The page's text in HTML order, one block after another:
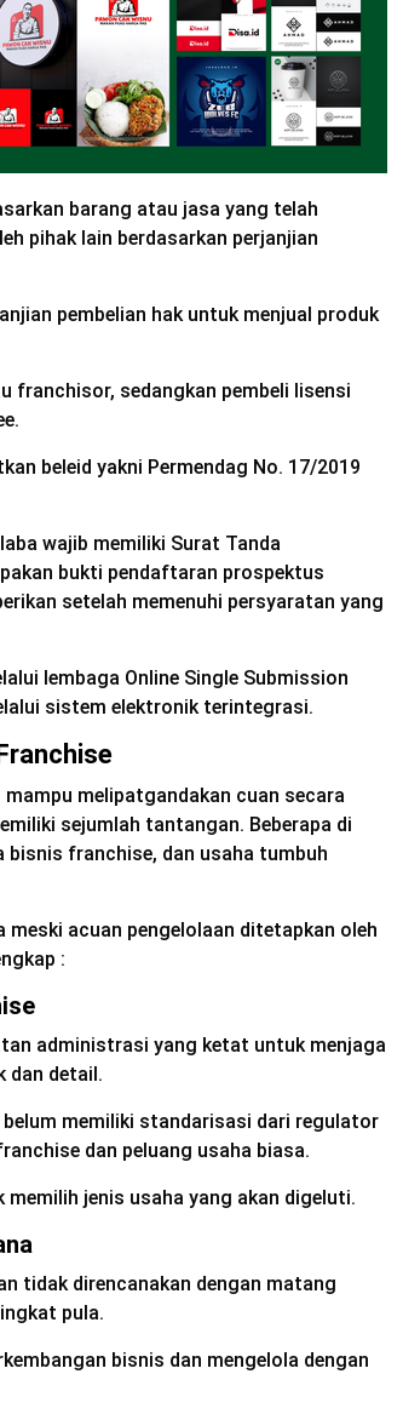
barang atau jasa yang telah
pihak lain berdasarkan perjanjian
pembelian hak untuk menjual produk
franchisor, sedangkan pembeli lisensi
beleid yakni Permendag No. 17/2019
wajib memiliki Surat Tanda
bukti pendaftaran prospektus
setelah memenuhi persyaratan yang
lembaga Online Single Submission
sistem elektronik terintegrasi.
melipatgandakan cuan secara
sejumlah tantangan. Beberapa di
franchise, dan usaha tumbuh
acuan pengelolaan ditetapkan oleh
:
administrasi yang ketat untuk menjaga
dan detail.
memiliki standarisasi dari regulator
dan peluang usaha biasa.
jenis usaha yang akan digeluti.
tidak direncanakan dengan matang
pula.
bisnis dan mengelola dengan